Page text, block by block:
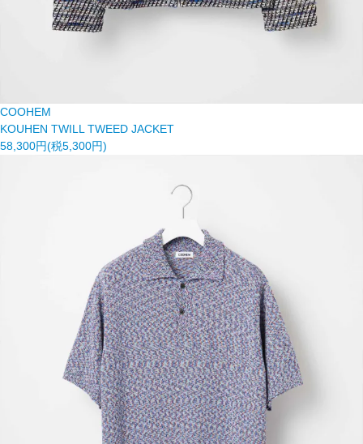
COOHEM
KOUHEN TWILL TWEED JACKET
58,300円(税5,300円)